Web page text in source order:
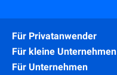
Für Privatanwender
Für kleine Unternehmen
Für Unternehmen